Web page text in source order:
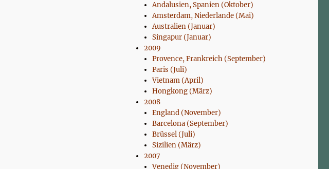
Andalusien, Spanien (Oktober)
Amsterdam, Niederlande (Mai)
Australien (Januar)
Singapur (Januar)
2009
Provence, Frankreich (September)
Paris (Juli)
Vietnam (April)
Hongkong (März)
2008
England (November)
Barcelona (September)
Brüssel (Juli)
Sizilien (März)
2007
Venedig (November)